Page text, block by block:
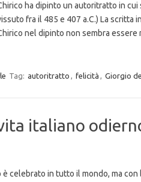
ha dipinto un autoritratto in
fra il 485 e 407 a.C.) La scritta
nel dipinto non sembra
Tag: autoritratto , felicità , Giorgio
italiano
celebrato in tutto il mondo, ma